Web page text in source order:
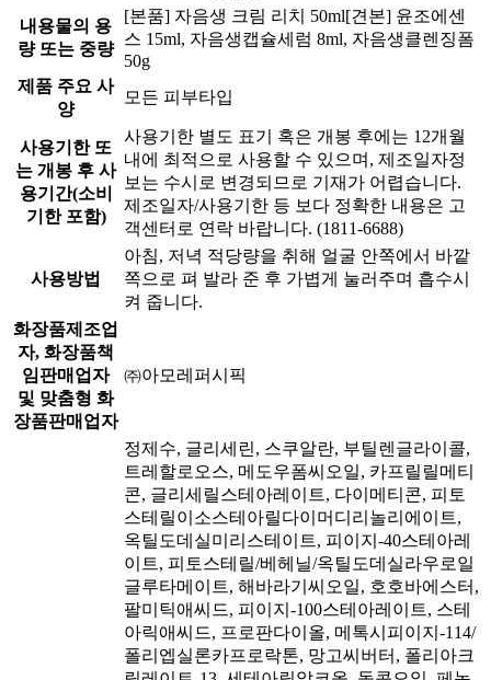
내용물의 용
량 또는 중량
[본품] 자음생 크림 리치 50ml[견본] 윤조에센
스 15ml, 자음생캡슐세럼 8ml, 자음생클렌징폼
50g
제품 주요 사
양
모든 피부타입
사용기한 또
는 개봉 후 사
용기간(소비
기한 포함)
사용기한 별도 표기 혹은 개봉 후에는 12개월
내에 최적으로 사용할 수 있으며, 제조일자정
보는 수시로 변경되므로 기재가 어렵습니다.
제조일자/사용기한 등 보다 정확한 내용은 고
객센터로 연락 바랍니다. (1811-6688)
사용방법
아침, 저녁 적당량을 취해 얼굴 안쪽에서 바깥
쪽으로 펴 발라 준 후 가볍게 눌러주며 흡수시
켜 줍니다.
화장품제조업
자, 화장품책
임판매업자
및 맞춤형 화
장품판매업자
㈜아모레퍼시픽
정제수, 글리세린, 스쿠알란, 부틸렌글라이콜,
트레할로오스, 메도우폼씨오일, 카프릴릴메티
콘, 글리세릴스테아레이트, 다이메티콘, 피토
스테릴이소스테아릴다이머디리놀리에이트,
옥틸도데실미리스테이트, 피이지-40스테아레
이트, 피토스테릴/베헤닐/옥틸도데실라우로일
글루타메이트, 해바라기씨오일, 호호바에스터,
팔미틱애씨드, 피이지-100스테아레이트, 스테
아릭애씨드, 프로판다이올, 메톡시피이지-114/
폴리엡실론카프로락톤, 망고씨버터, 폴리아크